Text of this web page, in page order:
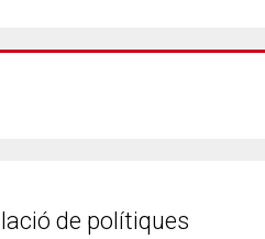
de polítiques